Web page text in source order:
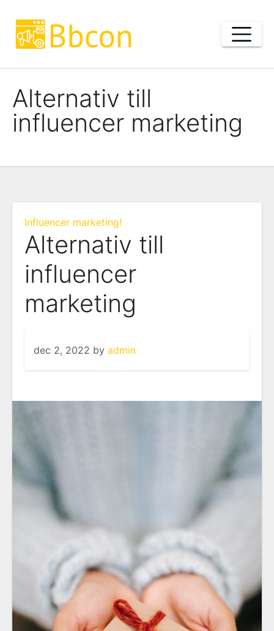
content
Alternativ till
influencer marketing
Influencer marketing!
Alternativ till
influencer
marketing
dec 2, 2022 by admin